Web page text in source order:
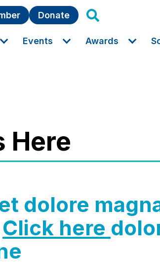
Donate
Events Awards
Here
Click here